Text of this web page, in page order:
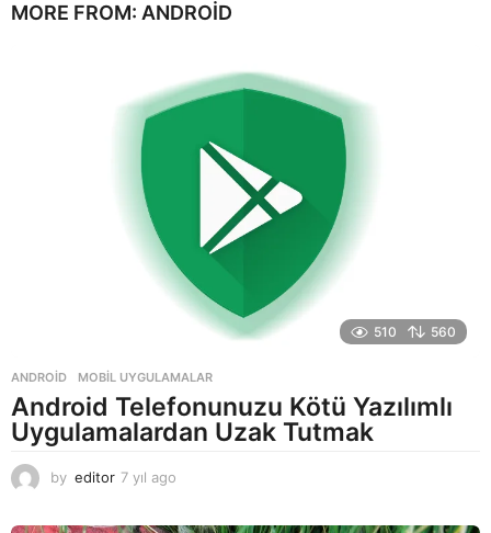
MORE FROM: ANDROID
510 560
ANDROID ,MOBIL UYGULAMALAR
Android Telefonunuzu Kötü Yazılımlı
Uygulamalardan Uzak Tutmak
by editor 7 yıl ago